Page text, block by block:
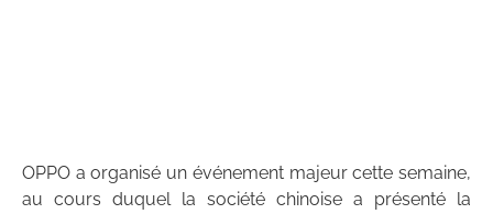
OPPO a organisé un événement majeur cette semaine,
au cours duquel la société chinoise a présenté la